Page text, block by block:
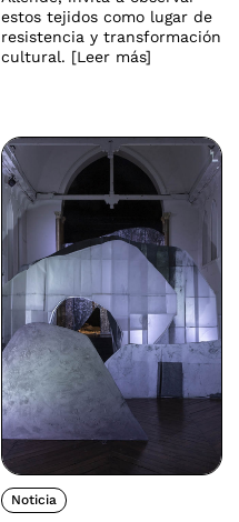
estos tejidos como lugar de
resistencia y transformación
cultural. [Leer más]
Noticia